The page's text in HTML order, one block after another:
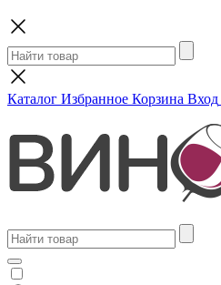
Каталог Избранное Корзина Вход